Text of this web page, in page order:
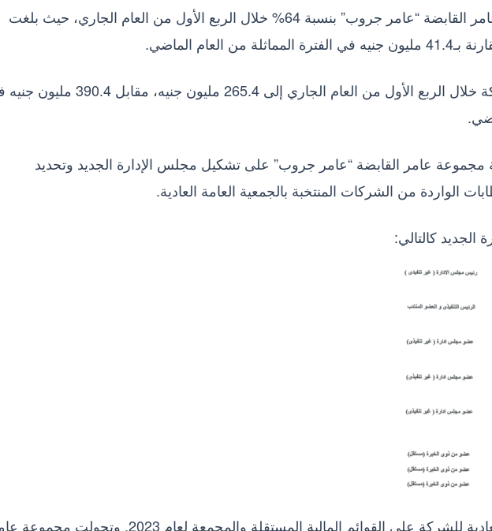
تراجعت أرباح مجموعة عامر القابضة “عامر جروب” بنسبة 64% خلال الربع الأول من العام الجاري، حيث بلغت
وانخفضت إيرادات الشركة خلال الربع الأول من العام الجاري إلى 265.4 مليون جنيه،
عامر القابضة “عامر جروب” على تشكيل مجلس الإدارة الجديد وتحديد
الواردة من الشركات المنتخبة بالجمعية العامة العادية.
كالتالي:
وافقت الجمعية العامة العادية للشركة على القوائم المالية المستقلة والمجمعة لعام 2023. وتحولت